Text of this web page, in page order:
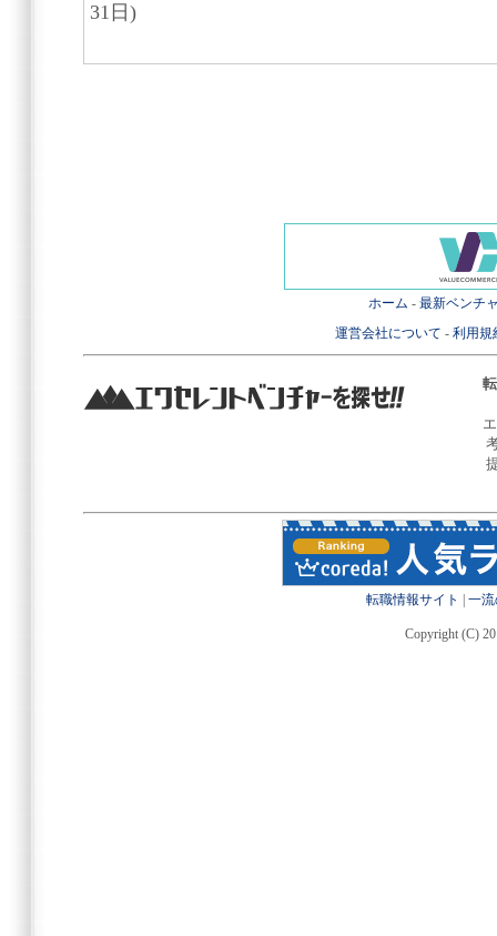
31日)
ホーム - 最新ベンチ
運営会社について - 利用規
転職情報サイト 一
Copyright (C)